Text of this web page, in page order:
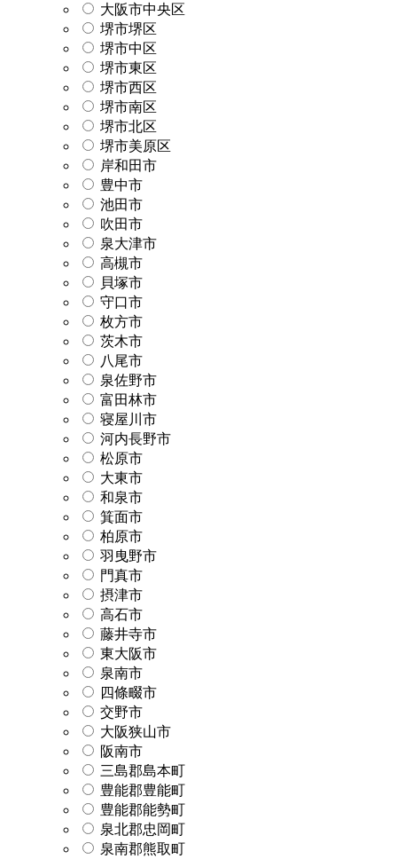
大阪市中央区
堺市堺区
堺市中区
堺市東区
堺市西区
堺市南区
堺市北区
堺市美原区
岸和田市
豊中市
池田市
吹田市
泉大津市
高槻市
貝塚市
守口市
枚方市
茨木市
八尾市
泉佐野市
富田林市
寝屋川市
河内長野市
松原市
大東市
和泉市
箕面市
柏原市
羽曳野市
門真市
摂津市
高石市
藤井寺市
東大阪市
泉南市
四條畷市
交野市
大阪狭山市
阪南市
三島郡島本町
豊能郡豊能町
豊能郡能勢町
泉北郡忠岡町
泉南郡熊取町